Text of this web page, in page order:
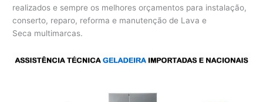
realizados e sempre os melhores orçamentos para instalação,
conserto, reparo, reforma e manutenção de Lava e
Seca multimarcas.